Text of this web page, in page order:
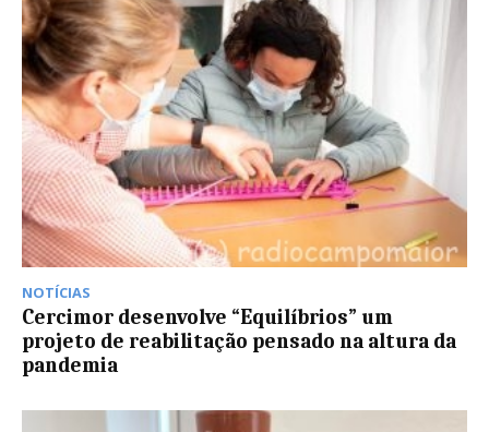
NOTÍCIAS
Cercimor desenvolve “Equilíbrios” um
projeto de reabilitação pensado na altura da
pandemia